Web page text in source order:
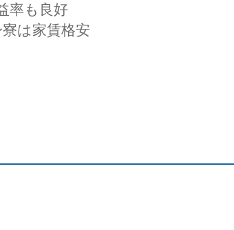
率も良好
は家賃格安